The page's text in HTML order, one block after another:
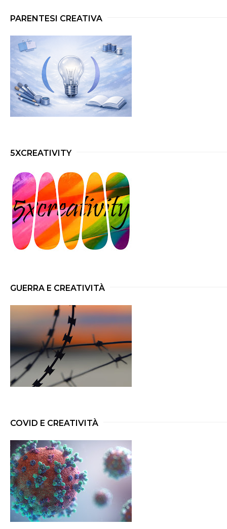
PARENTESI CREATIVA
5XCREATIVITY
GUERRA E CREATIVITÀ
COVID E CREATIVITÀ